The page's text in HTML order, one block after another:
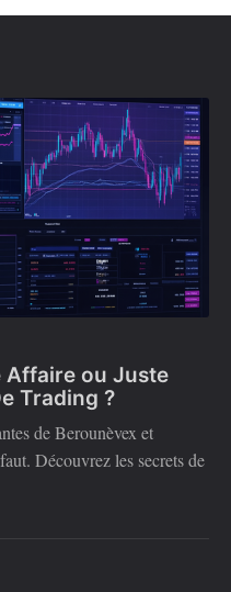
Affaire ou Juste
Trading ?
de Berounèvex et
Découvrez les secrets de